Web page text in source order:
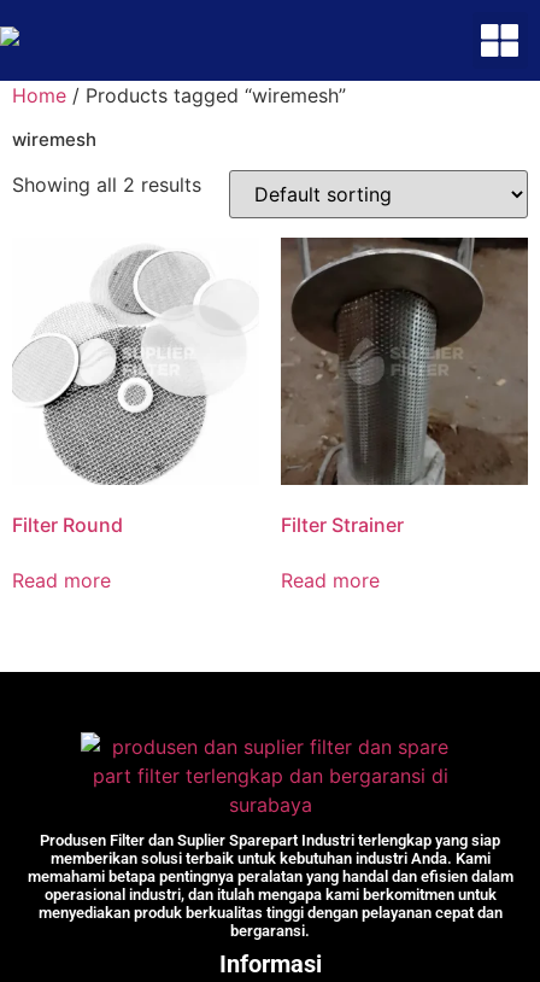
Home / Products tagged “wiremesh”
wiremesh
Showing all 2 results
Filter Round
Read more
Filter Strainer
Read more
Produsen Filter dan Suplier Sparepart Industri terlengkap yang siap
memberikan solusi terbaik untuk kebutuhan industri Anda. Kami
memahami betapa pentingnya peralatan yang handal dan efisien dalam
operasional industri, dan itulah mengapa kami berkomitmen untuk
menyediakan produk berkualitas tinggi dengan pelayanan cepat dan
bergaransi.
Informasi